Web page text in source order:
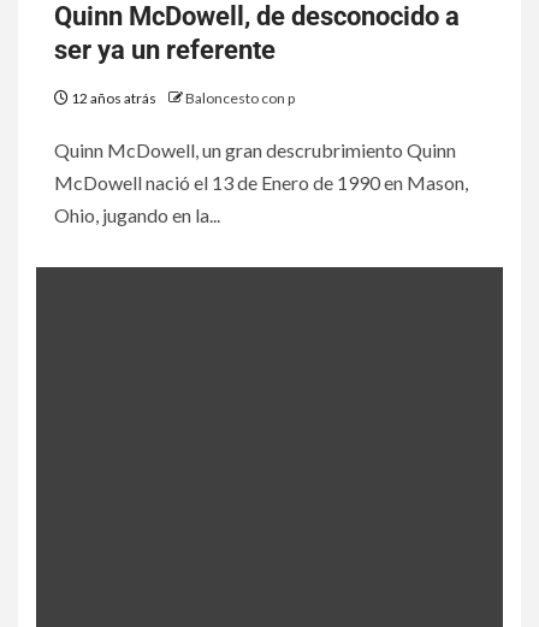
Quinn McDowell, de desconocido a
ser ya un referente
12 años atrás Baloncesto con p
Quinn McDowell, un gran descrubrimiento Quinn
McDowell nació el 13 de Enero de 1990 en Mason,
Ohio, jugando en la...